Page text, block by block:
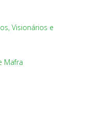
Visionários e
Mafra